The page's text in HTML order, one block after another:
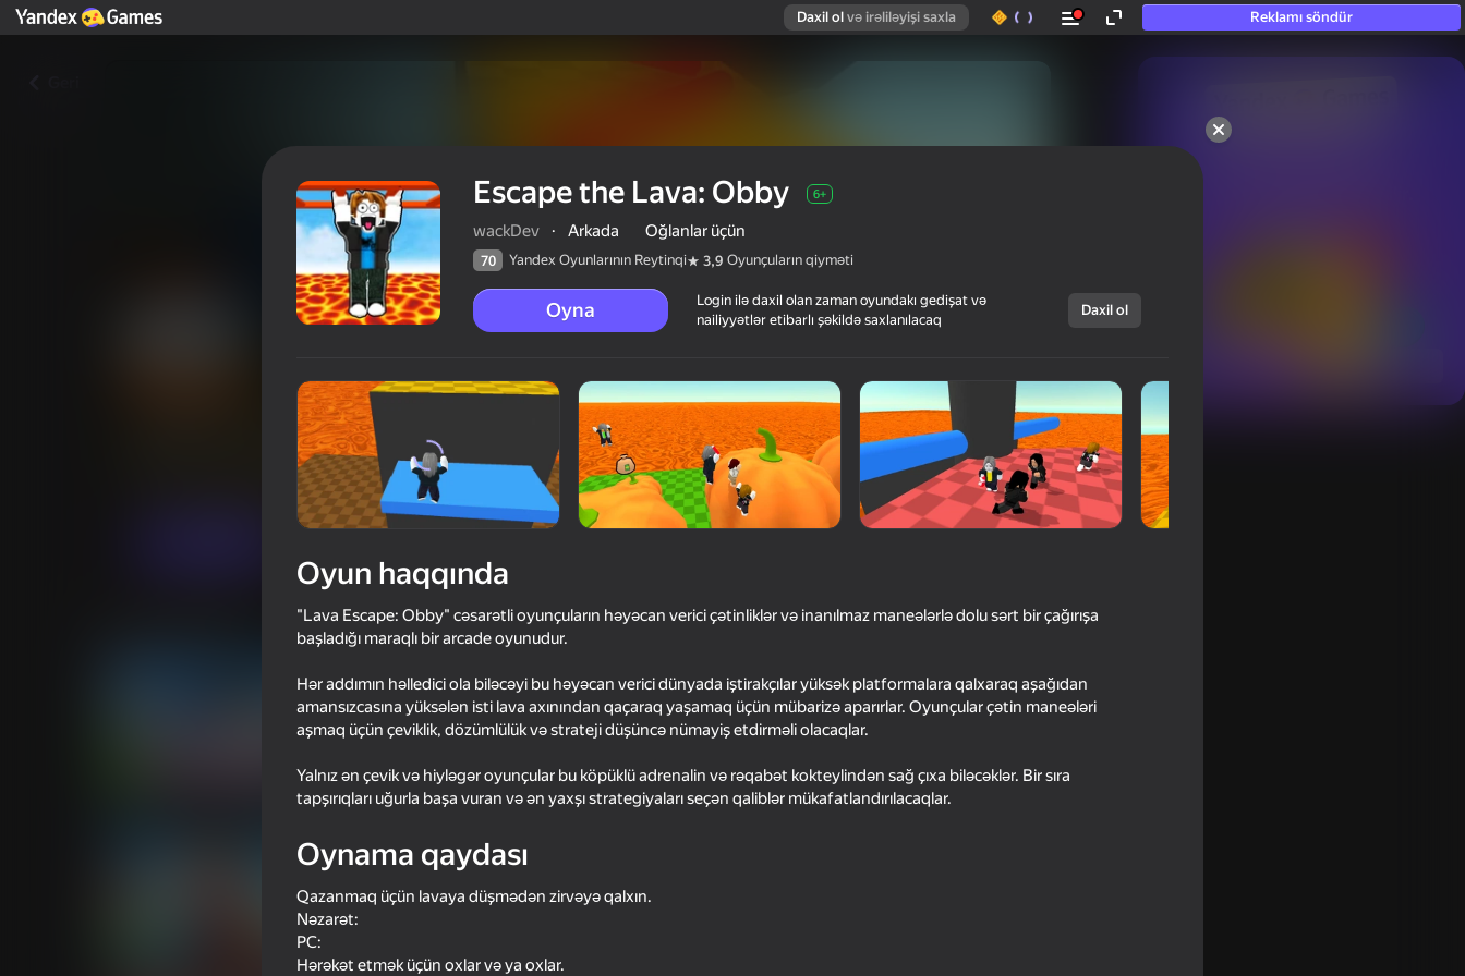
Daxil ol və irəliləyişi saxla Reklamı söndür
Escape the Lava: Obby
Yandex Oyunlarının Reytinqi 3,9 Oyunçuların qiyməti 6+
Oğlanlar üçün wackDev
18+ 82
Obby but You're on a Bike
75
Squid Game: Royale
72
Cart Ride Obby
Escape the Lava: Obby 6+
wackDev · Arkada Oğlanlar üçün
70 Yandex Oyunlarının Reytinqi 3,9 Oyunçuların qiyməti
Oyna
Login ilə daxil olan zaman oyundakı gedişat və
nailiyyətlər etibarlı şəkildə saxlanılacaq
Daxil ol
Oyun haqqında
"Lava Escape: Obby" cəsarətli oyunçuların həyəcan verici çətinliklər və inanılmaz maneələrlə dolu sərt bir çağırışa
başladığı maraqlı bir arcade oyunudur.
Hər addımın həlledici ola biləcəyi bu həyəcan verici dünyada iştirakçılar yüksək platformalara qalxaraq aşağıdan
amansızcasına yüksələn isti lava axınından qaçaraq yaşamaq üçün mübarizə aparırlar. Oyunçular çətin maneələri
aşmaq üçün çeviklik, dözümlülük və strateji düşüncə nümayiş etdirməli olacaqlar.
Yalnız ən çevik və hiyləgər oyunçular bu köpüklü adrenalin və rəqabət kokteylindən sağ çıxa biləcəklər. Bir sıra
tapşırıqları uğurla başa vuran və ən yaxşı strategiyaları seçən qaliblər mükafatlandırılacaqlar.
Oynama qaydası
Qazanmaq üçün lavaya düşmədən zirvəyə qalxın.
Nəzarət:
PC:
Hərəkət etmək üçün oxlar və ya oxlar.